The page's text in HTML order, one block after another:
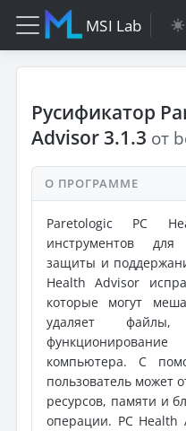
MSI Lab
Русификатор
Advisor 3.1.3 от
О ПРОГРАММЕ
Paretologic PC
инструментов
защиты и
Health Advisor
которые могут
удаляет файлы,
компьютера. С
пользователь может
ресурсов, памяти и
операции. PC Health